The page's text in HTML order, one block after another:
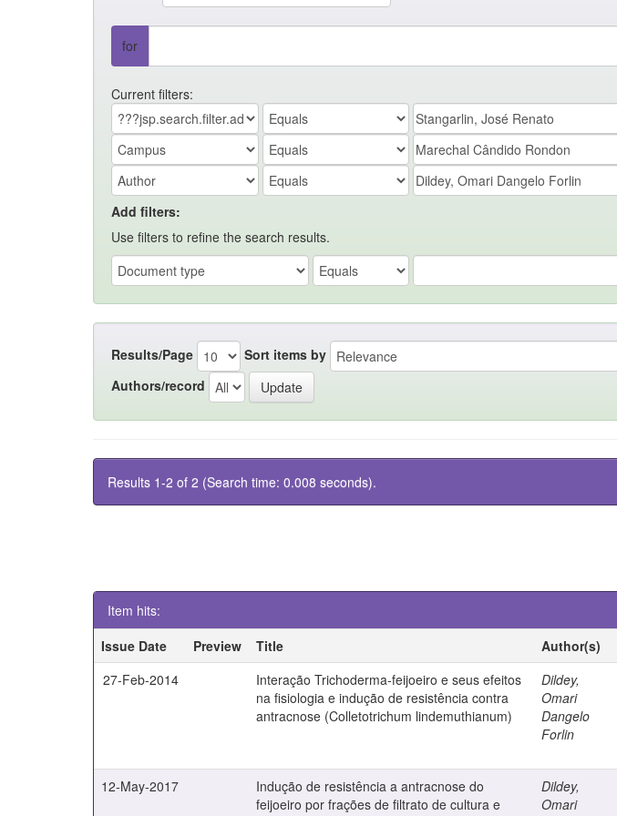
for
Current filters:
Add filters:
Use filters to refine the search results.
Results/Page Sort items by
Authors/record
Results 1-2 of 2 (Search time: 0.008 seconds).
Item hits:
Issue Date
Preview Title Author(s)
27-Feb-2014
Interação Trichoderma-feijoeiro e seus efeitos
na fisiologia e indução de resistência contra
antracnose (Colletotrichum lindemuthianum)
Dildey,
Omari
Dangelo
Forlin
12-May-2017
Indução de resistência a antracnose do
feijoeiro por frações de filtrato de cultura e
Dildey,
Omari